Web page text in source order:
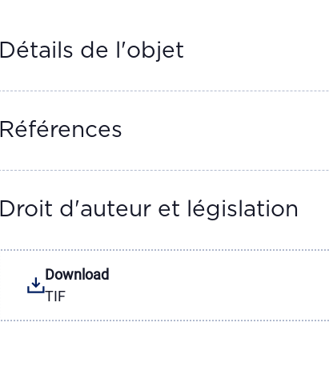
Détails de l'objet
Références
Droit d'auteur et législation
Download
TIF